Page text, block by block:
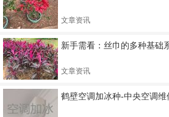
文章资讯
新手需看：丝巾的多种基础
文章资讯
鹤壁空调加冰种-中央空调维